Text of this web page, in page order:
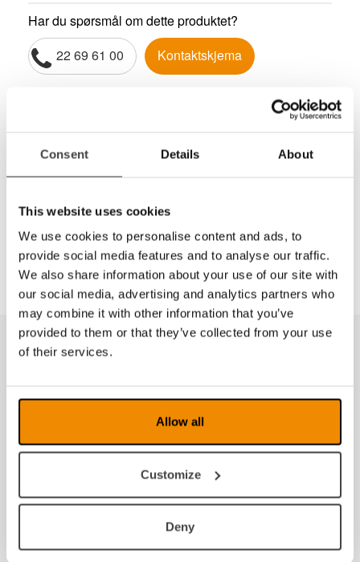
Consent Details About
This website uses cookies
We use cookies to personalise content and ads, to
provide social media features and to analyse our traffic.
We also share information about your use of our site with
our social media, advertising and analytics partners who
may combine it with other information that you’ve
provided to them or that they’ve collected from your use
of their services.
Allow all
Customize
Deny
Har du spørsmål om dette produktet?
22 69 61 00
Kontaktskjema
Del
Precision Scale Magnifier with Cross Hair scale
precision measuring cross-hair magnifier scale
Produkter fra samme kategori